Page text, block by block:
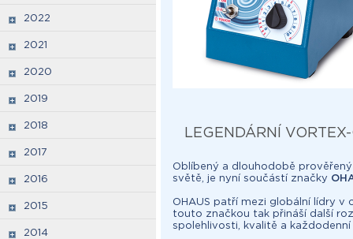
2022
2021
2020
2019
2018
2017
2016
2015
2014
LEGENDÁRNÍ
Oblíbený a dlouhodobě
světě, je nyní součástí značky
OHAUS patří mezi globální lídry
touto značkou tak přináší další
spolehlivosti, kvalitě a